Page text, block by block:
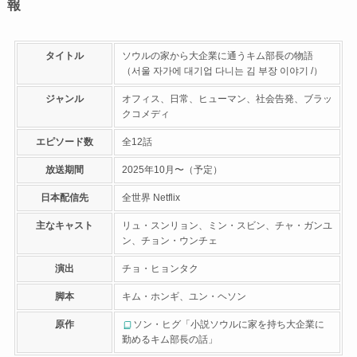
報
タイトル
ソウルの家から大企業に通うキム部長の物語
（서울 자가에 대기업 다니는 김 부장 이야기 /）
ジャンル
オフィス、日常、ヒューマン、社会告発、ブラッ
クコメディ
エピソード数 全12話
放送期間 2025年10月〜（予定）
日本配信先 全世界 Netflix
主なキャスト
リュ・スンリョン、ミン・スビン、チャ・ガンユ
ン、チョン・ウンチェ
演出 チョ・ヒョンタク
脚本 キム・ホンギ、ユン・ヘソン
原作
ソン・ヒグ「小説ソウルに家を持ち大企業に
勤めるキム部長の話」